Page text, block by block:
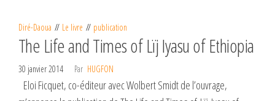
Diré-Daoua Le livre publication
The Life and Times of Lïj Iyasu of Ethiopia
30 janvier 2014 Par HUGFON
Eloi Ficquet, co-éditeur avec Wolbert Smidt de l’ouvrage,